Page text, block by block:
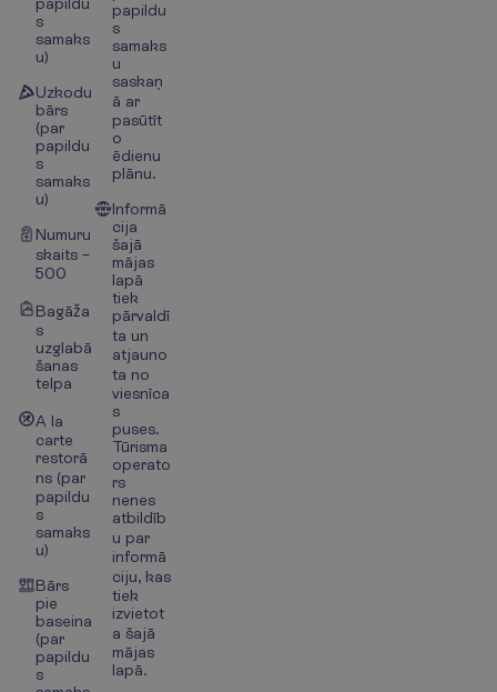
s
samaks
u)
Uzkodu
bārs
(par
papildu
s
samaks
u)
Numuru
skaits –
500
Bagāža
s
uzglabā
šanas
telpa
A la
carte
restorā
ns (par
papildu
s
samaks
u)
Bārs
pie
baseina
(par
papildu
s
papildu
s
samaks
u
saskaņ
ā ar
pasūtīt
o
ēdienu
plānu.
Informā
cija
šajā
mājas
lapā
tiek
pārvaldī
ta un
atjauno
ta no
viesnīca
s
puses.
Tūrisma
operato
rs
nenes
atbildīb
u par
informā
ciju, kas
tiek
izvietot
a šajā
mājas
lapā.